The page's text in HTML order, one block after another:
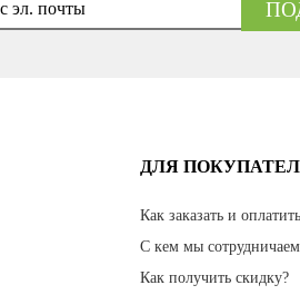
ДЛЯ
Как заказать и
С кем мы сотрудничаем
Как получить скидку?